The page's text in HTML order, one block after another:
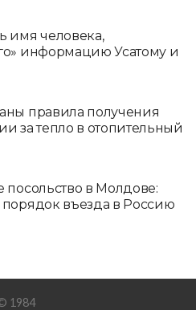
имя человека,
информацию Усатому и
правила получения
за тепло в отопительный
посольство в Молдове:
въезда в Россию
1984